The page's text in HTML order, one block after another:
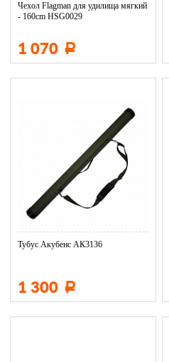
Чехол Flagman для удилища мягкий
- 160cm HSG0029
1 070 Р
Тубус Акубенс АК3136
1 300 Р